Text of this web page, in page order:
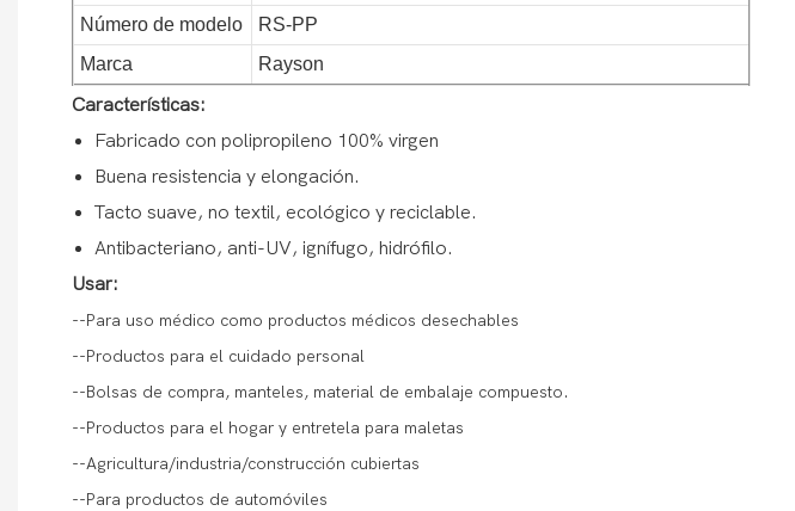
Número de modelo
RS-PP
Marca
Rayson
Características:
Fabricado con polipropileno 100% virgen
Buena resistencia y elongación.
Tacto suave, no textil, ecológico y reciclable.
Antibacteriano, anti-UV, ignífugo, hidrófilo.
Usar:
--Para uso médico como productos médicos desechables
--Productos para el cuidado personal
--Bolsas de compra, manteles, material de embalaje compuesto.
--Productos para el hogar y entretela para maletas
--Agricultura/industria/construcción cubiertas
--Para productos de automóviles